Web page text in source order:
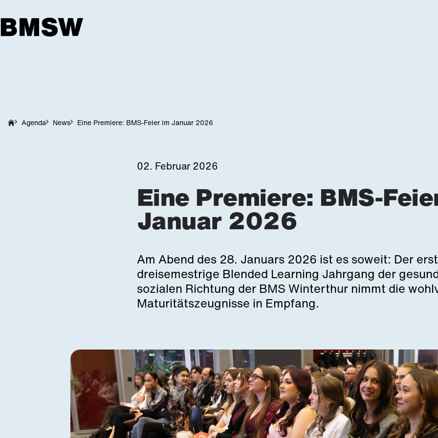
Agenda News Eine Premiere: BMS-Feier im Januar 2026
02. Februar 2026
Eine Premiere: BMS-
Januar 2026
Am Abend des 28. Januars 2026 ist es soweit: Der
dreisemestrige Blended Learning Jahrgang der
sozialen Richtung der BMS Winterthur nimmt die
Maturitätszeugnisse in Empfang.